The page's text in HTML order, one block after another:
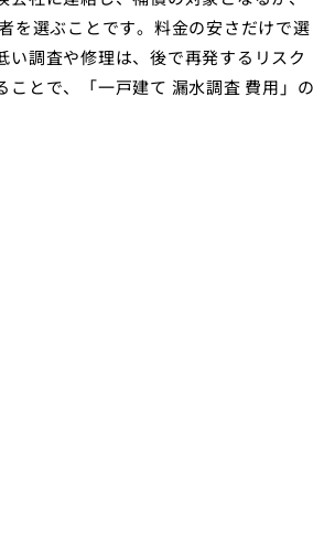
を選ぶことです。料金の安さだけで選
調査や修理は、後で再発するリスク
とで、「一戸建て 漏水調査 費用」の